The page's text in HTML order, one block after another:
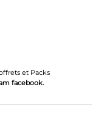
et Packs
facebook.